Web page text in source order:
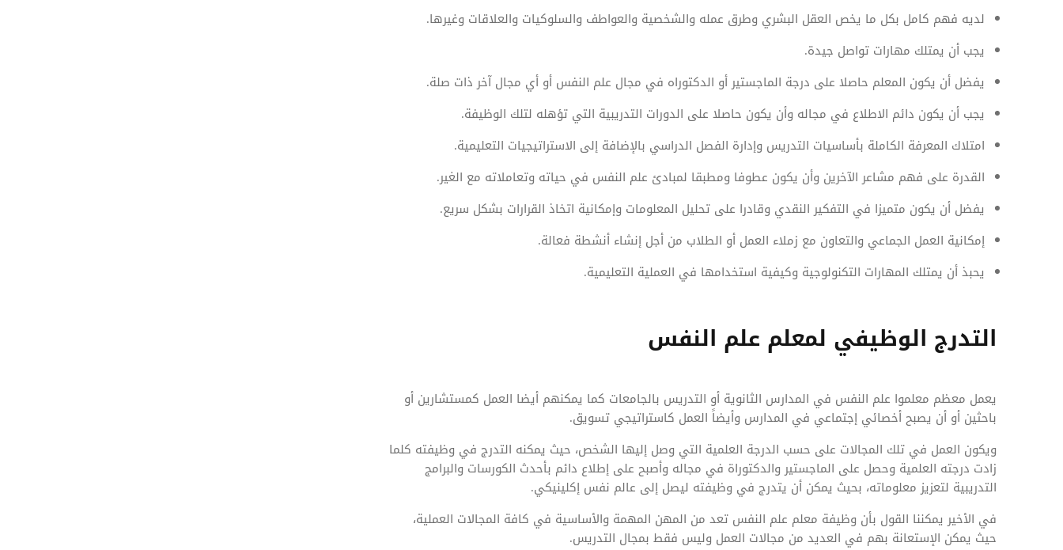
لديه فهم كامل بكل ما يخص العقل البشري وطرق عمله والشخصية والعواطف والسلوكيات والعلاقات وغيرها.
يجب أن يمتلك مهارات تواصل جيدة.
يفضل أن يكون المعلم حاصلا على درجة الماجستير أو الدكتوراه في مجال علم النفس أو أي مجال آخر ذات صلة.
يجب أن يكون دائم الاطلاع في مجاله وأن يكون حاصلا على الدورات التدريبية التي تؤهله لتلك الوظيفة.
امتلاك المعرفة الكاملة بأساسيات التدريس وإدارة الفصل الدراسي بالإضافة إلى الاستراتيجيات التعليمية.
القدرة على فهم مشاعر الآخرين وأن يكون عطوفا ومطبقا لمبادئ علم النفس في حياته وتعاملاته مع الغير.
يفضل أن يكون متميزا في التفكير النقدي وقادرا على تحليل المعلومات وإمكانية اتخاذ القرارات بشكل سريع.
إمكانية العمل الجماعي والتعاون مع زملاء العمل أو الطلاب من أجل إنشاء أنشطة فعالة.
يحبذ أن يمتلك المهارات التكنولوجية وكيفية استخدامها في العملية التعليمية.
التدرج الوظيفي لمعلم علم النفس
يعمل معظم معلموا علم النفس في المدارس الثانوية أو التدريس بالجامعات كما يمكنهم أيضا العمل كمستشارين أو
باحثين أو أن يصبح أخصائي إجتماعي في المدارس وأيضاً العمل كاستراتيجي تسويق.
ويكون العمل في تلك المجالات على حسب الدرجة العلمية التي وصل إليها الشخص، حيث يمكنه التدرج في وظيفته كلما
زادت درجته العلمية وحصل على الماجستير والدكتوراة في مجاله وأصبح على إطلاع دائم بأحدث الكورسات والبرامج
التدريبية لتعزيز معلوماته، بحيث يمكن أن يتدرج في وظيفته ليصل إلى عالم نفس إكلينيكي.
في الأخير يمكننا القول بأن وظيفة معلم علم النفس تعد من المهن المهمة والأساسية في كافة المجالات العملية،
حيث يمكن الإستعانة بهم في العديد من مجالات العمل وليس فقط بمجال التدريس.